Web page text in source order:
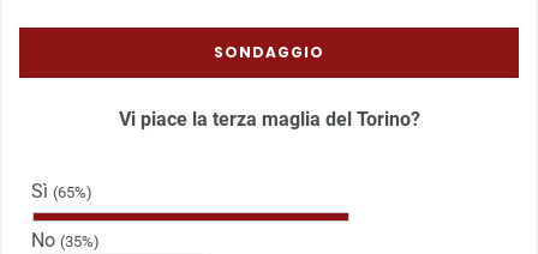
SONDAGGIO
Vi piace la terza maglia del Torino?
Sì (65%)
No (35%)